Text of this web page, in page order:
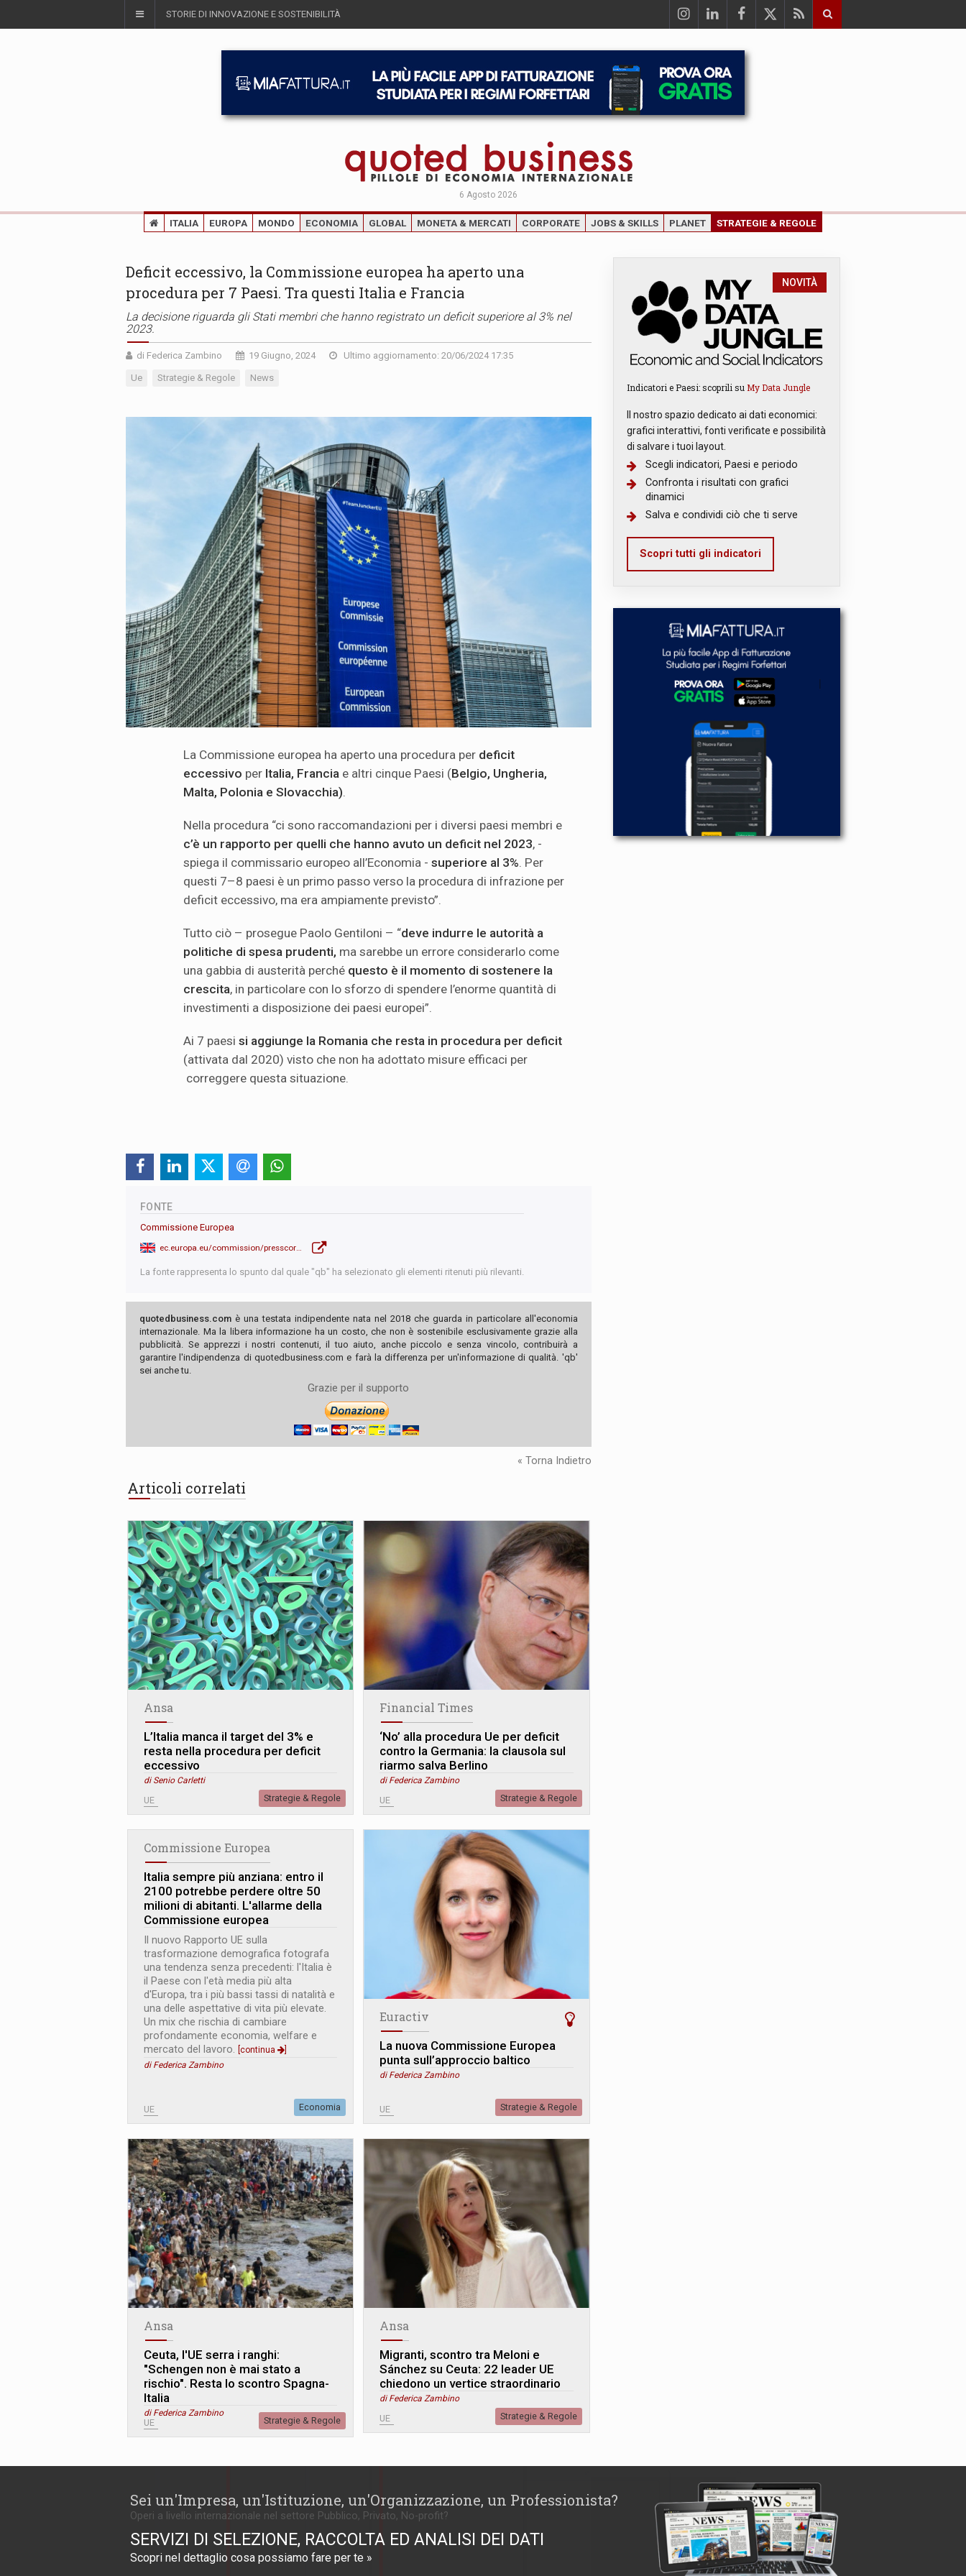
STORIE DI INNOVAZIONE E SOSTENIBILITÀ
6 Agosto 2026
ITALIA EUROPA MONDO ECONOMIA GLOBAL MONETA & MERCATI CORPORATE JOBS & SKILLS PLANET STRATEGIE & REGOLE
Deficit eccessivo, la Commissione europea ha aperto una
procedura per 7 Paesi. Tra questi Italia e Francia
La decisione riguarda gli Stati membri che hanno registrato un deficit superiore al 3% nel
2023.
di Federica Zambino 19 Giugno, 2024 Ultimo aggiornamento: 20/06/2024 17:35
Ue Strategie & Regole News
La Commissione europea ha aperto una procedura per deficit
eccessivo per Italia, Francia e altri cinque Paesi (Belgio, Ungheria,
Malta, Polonia e Slovacchia)
Nella procedura “ci sono raccomandazioni per i diversi paesi membri e
c’è un rapporto per quelli che hanno avuto un deficit nel 2023, -
spiega il commissario europeo all’Economia - superiore al 3% . Per
questi 7–8 paesi è un primo passo verso la procedura di infrazione per
deficit eccessivo, ma era ampiamente previsto”.
Tutto ciò – prosegue Paolo Gentiloni – “deve indurre le autorità a
politiche di spesa prudenti, ma sarebbe un errore considerarlo come
una gabbia di austerità perché questo è il momento di sostenere la
crescita, in particolare con lo sforzo di spendere l’enorme quantità di
investimenti a disposizione dei paesi europei”.
Ai 7 paesi si aggiunge la Romania che resta in procedura per deficit
(attivata dal 2020) visto che non ha adottato misure efficaci per
correggere questa situazione.
FONTE
Commissione Europea
La fonte rappresenta lo spunto dal quale "qb" ha selezionato gli elementi ritenuti più rilevanti.
quotedbusiness.com è una testata indipendente nata nel 2018 che guarda in particolare all'economia
internazionale. Ma la libera informazione ha un costo, che non è sostenibile esclusivamente grazie alla
pubblicità. Se apprezzi i nostri contenuti, il tuo aiuto, anche piccolo e senza vincolo, contribuirà a
garantire l'indipendenza di quotedbusiness.com e farà la differenza per un'informazione di qualità. 'qb'
sei anche tu.
Grazie per il supporto
« Torna Indietro
Articoli correlati
Ansa
L’Italia manca il target del 3% e
resta nella procedura per deficit
eccessivo
di Senio Carletti
UE Strategie & Regole
Financial Times
‘No’ alla procedura Ue per deficit
contro la Germania: la clausola sul
riarmo salva Berlino
di Federica Zambino
UE Strategie & Regole
Commissione Europea
Italia sempre più anziana: entro il
2100 potrebbe perdere oltre 50
milioni di abitanti. L'allarme della
Commissione europea
Il nuovo Rapporto UE sulla
trasformazione demografica fotografa
una tendenza senza precedenti: l'Italia è
il Paese con l'età media più alta
d'Europa, tra i più bassi tassi di natalità e
una delle aspettative di vita più elevate.
Un mix che rischia di cambiare
profondamente economia, welfare e
mercato del lavoro. [continua
di Federica Zambino
UE Economia
Euractiv
La nuova Commissione Europea
punta sull’approccio baltico
di Federica Zambino
UE Strategie & Regole
Ansa
Ceuta, l'UE serra i ranghi:
"Schengen non è mai stato a
rischio". Resta lo scontro Spagna-
Italia
di Federica Zambino
UE Strategie & Regole
Ansa
Migranti, scontro tra Meloni e
Sánchez su Ceuta: 22 leader UE
chiedono un vertice straordinario
di Federica Zambino
UE Strategie & Regole
NOVITÀ
Indicatori e Paesi: scoprili su My Data Jungle
Il nostro spazio dedicato ai dati economici:
grafici interattivi, fonti verificate e possibilità
di salvare i tuoi layout.
Scegli indicatori, Paesi e periodo
Confronta i risultati con grafici
dinamici
Salva e condividi ciò che ti serve
Scopri tutti gli indicatori
Sei un'Impresa, un'Istituzione, un'Organizzazione, un Professionista?
Operi a livello internazionale nel settore Pubblico, Privato, No-profit?
SERVIZI DI SELEZIONE, RACCOLTA ED ANALISI DEI DATI
Scopri nel dettaglio cosa possiamo fare per te »